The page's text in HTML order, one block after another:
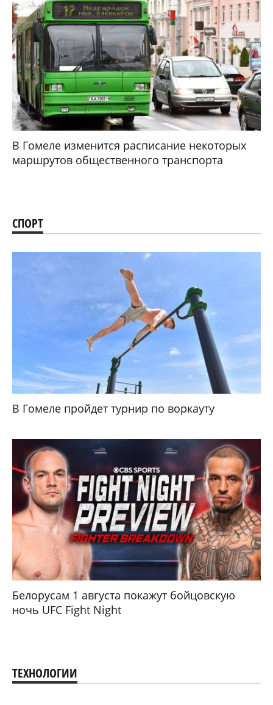
В Гомеле изменится расписание некоторых
маршрутов общественного транспорта
СПОРТ
В Гомеле пройдет турнир по воркауту
Белорусам 1 августа покажут бойцовскую
ночь UFC Fight Night
ТЕХНОЛОГИИ